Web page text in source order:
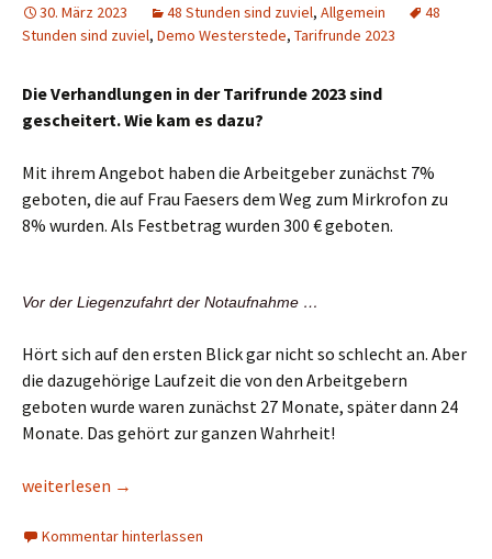
30. März 2023 48 Stunden sind zuviel, Allgemein
48
Stunden sind zuviel, Demo Westerstede, Tarifrunde 2023
Die Verhandlungen in der Tarifrunde 2023 sind
gescheitert. Wie kam es dazu?
Mit ihrem Angebot haben die Arbeitgeber zunächst 7%
geboten, die auf Frau Faesers dem Weg zum Mirkrofon zu
8% wurden. Als Festbetrag wurden 300 € geboten.
Vor der Liegenzufahrt der Notaufnahme …
Hört sich auf den ersten Blick gar nicht so schlecht an. Aber
die dazugehörige Laufzeit die von den Arbeitgebern
geboten wurde waren zunächst 27 Monate, später dann 24
Monate. Das gehört zur ganzen Wahrheit!
Verhandlungen in der Tarifrunde 2023 gescheitert
weiterlesen →
Kommentar hinterlassen